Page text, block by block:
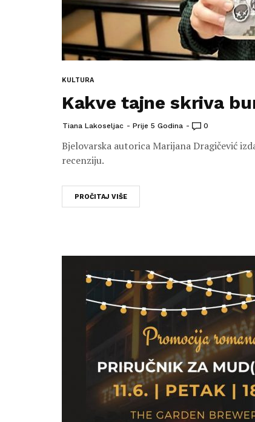
KULTURA
Kakve tajne skriva
Tiana Lakoseljac Prije 5 Godina 0
Bjelovarska autorica Marijana Dragičević
recenziju.
PROČITAJ VIŠE